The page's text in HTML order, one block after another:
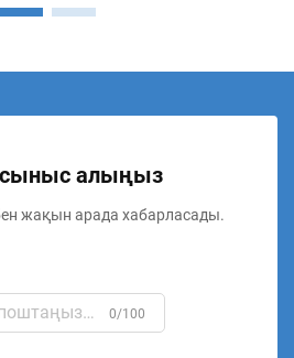
алыңыз
жақын арада хабарласады.
0/100